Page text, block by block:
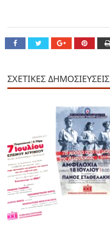
ΣΧΕΤΙΚΕΣ ΔΗΜΟΣΙΕΥΣΕΙΣ